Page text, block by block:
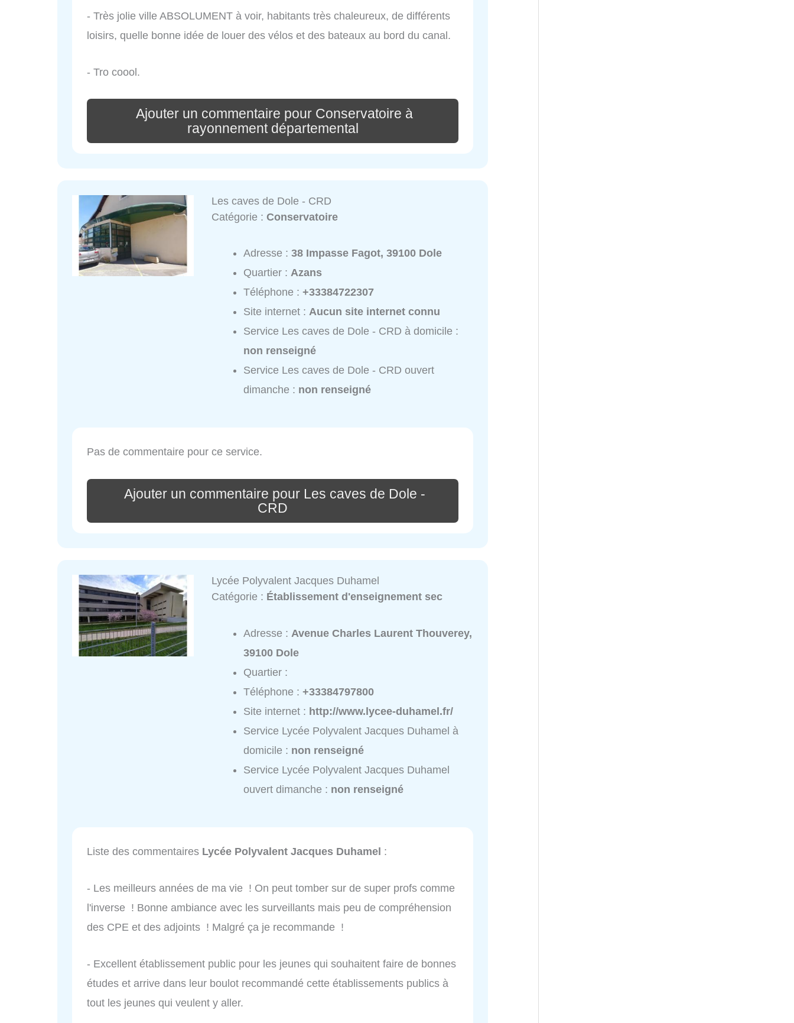
- Très jolie ville ABSOLUMENT à voir, habitants très chaleureux, de différents
loisirs, quelle bonne idée de louer des vélos et des bateaux au bord du canal.
- Tro coool.
Ajouter un commentaire pour Conservatoire à
rayonnement départemental
Les caves de Dole - CRD
Catégorie :Conservatoire
Adresse :38 Impasse Fagot, 39100 Dole
Quartier :Azans
Téléphone :+33384722307
Site internet :Aucun site internet connu
Service Les caves de Dole - CRD à domicile :
non renseigné
Service Les caves de Dole - CRD ouvert
dimanche : non renseigné
Pas de commentaire pour ce service.
Ajouter un commentaire pour Les caves de Dole -
CRD
Lycée Polyvalent Jacques Duhamel
Catégorie : Établissement d'enseignement sec
Adresse :Avenue Charles Laurent Thouverey,
39100 Dole
Quartier :
Téléphone :+33384797800
Site internet : http://www.lycee-duhamel.fr/
Service Lycée Polyvalent Jacques Duhamel à
domicile : non renseigné
Service Lycée Polyvalent Jacques Duhamel
ouvert dimanche : non renseigné
Liste des commentaires Lycée Polyvalent Jacques Duhamel :
- Les meilleurs années de ma vie ! On peut tomber sur de super profs comme
l'inverse ! Bonne ambiance avec les surveillants mais peu de compréhension
des CPE et des adjoints ! Malgré ça je recommande !
- Excellent établissement public pour les jeunes qui souhaitent faire de bonnes
études et arrive dans leur boulot recommandé cette établissements publics à
tout les jeunes qui veulent y aller.